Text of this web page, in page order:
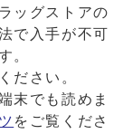
ッグストアの
で入手が不可
。
ださい。
末でも読めま
をご覧くださ